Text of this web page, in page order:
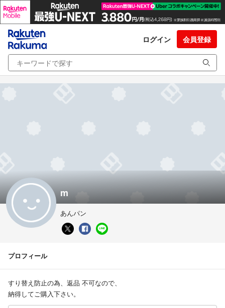
ログイン 会員登録
m
あんパン
プロフィール
すり替え防止の為、返品 不可なので、
納得してご購入下さい。